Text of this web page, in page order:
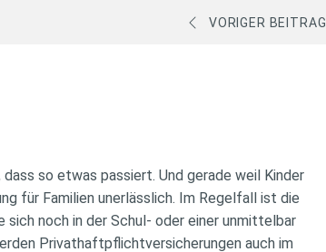
VORIGER BEITRAG
so etwas passiert. Und gerade weil Kinder
für Familien unerlässlich. Im Regelfall ist die
sich noch in der Schul- oder einer unmittelbar
Privathaftpflichtversicherungen auch im